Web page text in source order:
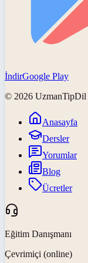
İndirGoogle Play
© 2026 UzmanTipDil
Anasayfa
Dersler
Yorumlar
Blog
Ücretler
Eğitim Danışmanı
Çevrimiçi (online)